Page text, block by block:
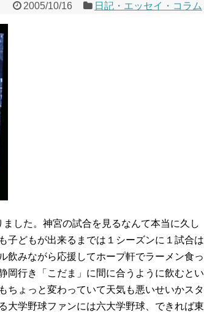
2005/10/16 日記・エッセイ・コラム
した。神宮の試合を見るなんて本当に久し
子どもが出来るまでは１シーズンに１試合は
飲みながら応援してホープ軒でラーメン食っ
岡行き「こだま」に間に合うように飲むとい
ちょっと変わっていて天気も悪いせいかスタ
大学野球ファンには六大学野球、できれば東